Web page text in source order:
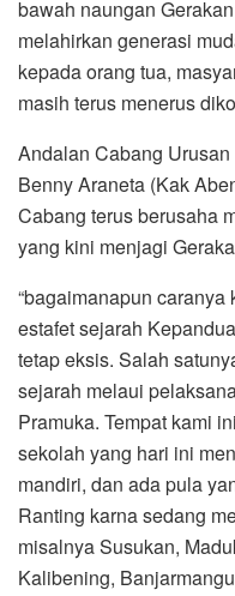
bawah naungan
melahirkan generasi
kepada orang tua,
masih terus menerus
Andalan Cabang
Benny Araneta (Kak
Cabang terus berusaha
yang kini menjagi
“bagaimanapun
estafet sejarah
tetap eksis. Salah
sejarah melaui
Pramuka. Tempat kami
sekolah yang hari ini
mandiri, dan ada pula
Ranting karna sedang
misalnya Susukan,
Kalibening,